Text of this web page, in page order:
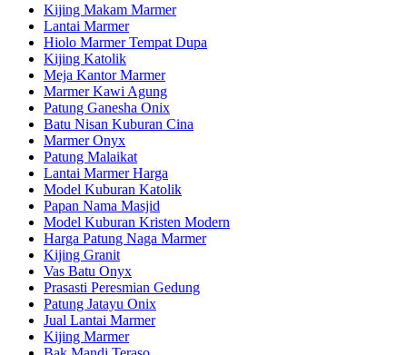
Kijing Makam Marmer
Lantai Marmer
Hiolo Marmer Tempat Dupa
Kijing Katolik
Meja Kantor Marmer
Marmer Kawi Agung
Patung Ganesha Onix
Batu Nisan Kuburan Cina
Marmer Onyx
Patung Malaikat
Lantai Marmer Harga
Model Kuburan Katolik
Papan Nama Masjid
Model Kuburan Kristen Modern
Harga Patung Naga Marmer
Kijing Granit
Vas Batu Onyx
Prasasti Peresmian Gedung
Patung Jatayu Onix
Jual Lantai Marmer
Kijing Marmer